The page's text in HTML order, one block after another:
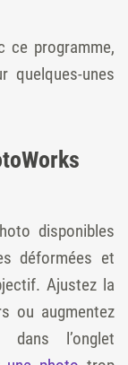
ce programme,
quelques-unes
disponibles
déformées et
Ajustez la
ou augmentez
l’onglet